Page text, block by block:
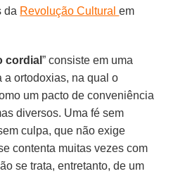
da Revolução Culturalem
cordial” consiste em uma
a ortodoxias, na qual o
um pacto de conveniência
diversos. Uma fé sem
culpa, que não exige
contenta muitas vezes com
se trata, entretanto, de um